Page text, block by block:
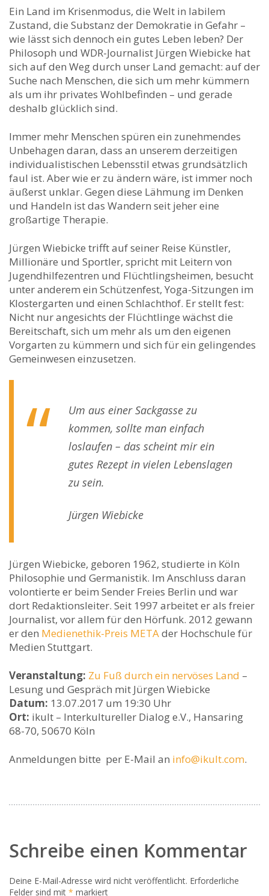
Ein Land im Krisenmodus, die Welt in labilem
Zustand, die Substanz der Demokratie in Gefahr –
wie lässt sich dennoch ein gutes Leben leben? Der
Philosoph und WDR-Journalist Jürgen Wiebicke hat
sich auf den Weg durch unser Land gemacht: auf der
Suche nach Menschen, die sich um mehr kümmern
als um ihr privates Wohlbefinden – und gerade
deshalb glücklich sind.
Immer mehr Menschen spüren ein zunehmendes
Unbehagen daran, dass an unserem derzeitigen
individualistischen Lebensstil etwas grundsätzlich
faul ist. Aber wie er zu ändern wäre, ist immer noch
äußerst unklar. Gegen diese Lähmung im Denken
und Handeln ist das Wandern seit jeher eine
großartige Therapie.
Jürgen Wiebicke trifft auf seiner Reise Künstler,
Millionäre und Sportler, spricht mit Leitern von
Jugendhilfezentren und Flüchtlingsheimen, besucht
unter anderem ein Schützenfest, Yoga-Sitzungen im
Klostergarten und einen Schlachthof. Er stellt fest:
Nicht nur angesichts der Flüchtlinge wächst die
Bereitschaft, sich um mehr als um den eigenen
Vorgarten zu kümmern und sich für ein gelingendes
Gemeinwesen einzusetzen.
Um aus einer Sackgasse zu
kommen, sollte man einfach
loslaufen – das scheint mir ein
gutes Rezept in vielen Lebenslagen
zu sein.
Jürgen Wiebicke
Jürgen Wiebicke, geboren 1962, studierte in Köln
Philosophie und Germanistik. Im Anschluss daran
volontierte er beim Sender Freies Berlin und war
dort Redaktionsleiter. Seit 1997 arbeitet er als freier
Journalist, vor allem für den Hörfunk. 2012 gewann
er den Medienethik-Preis METAder Hochschule für
Medien Stuttgart.
Veranstaltung: Zu Fuß durch ein nervöses Land –
Lesung und Gespräch mit Jürgen Wiebicke
Datum: 13.07.2017 um 19:30 Uhr
Ort: ikult – Interkultureller Dialog e.V., Hansaring
68-70, 50670 Köln
Anmeldungen bitte per E-Mail an info@ikult.com.
Schreibe einen Kommentar
Deine E-Mail-Adresse wird nicht veröffentlicht. Erforderliche
Felder sind mit * markiert